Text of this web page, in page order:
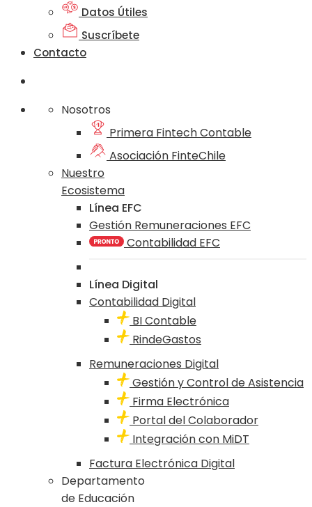
Datos Útiles
Suscríbete
Contacto
Nosotros
Primera Fintech Contable
Asociación FinteChile
Nuestro
Ecosistema
Línea EFC
Gestión Remuneraciones EFC
Contabilidad EFC
Línea Digital
Contabilidad Digital
BI Contable
RindeGastos
Remuneraciones Digital
Gestión y Control de Asistencia
Firma Electrónica
Portal del Colaborador
Integración con MiDT
Factura Electrónica Digital
Departamento
de Educación